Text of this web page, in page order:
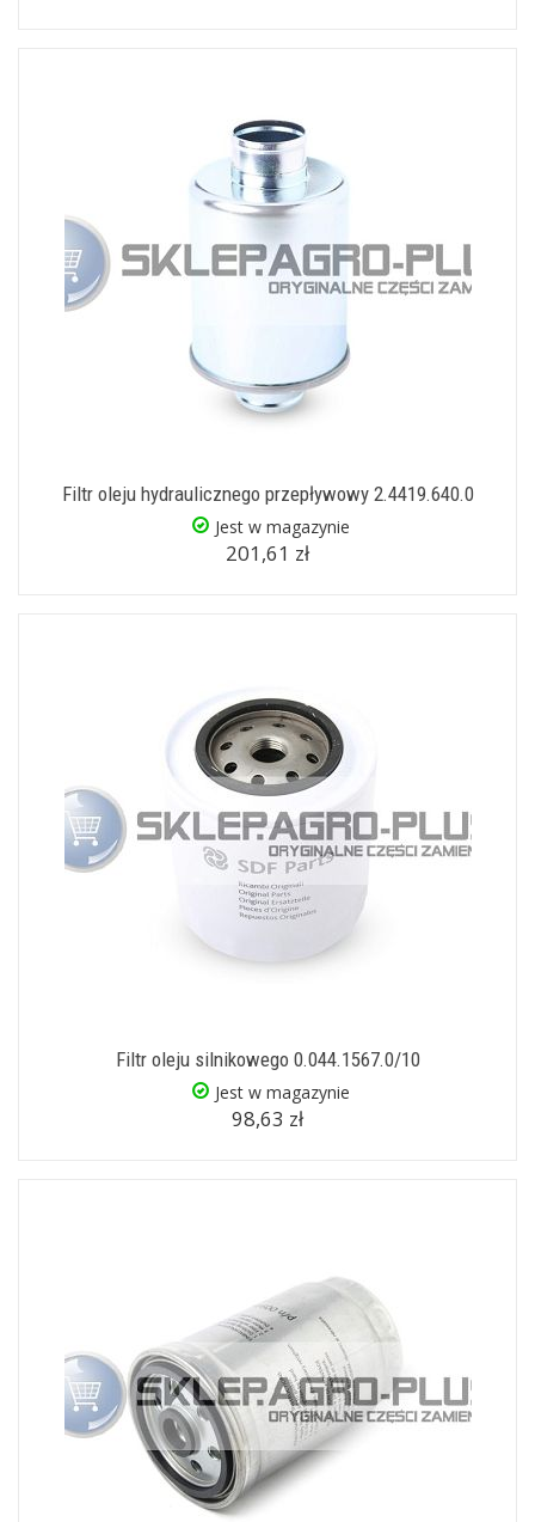
Filtr oleju hydraulicznego przepływowy 2.4419.640.0
Jest w magazynie
201,61 zł
Filtr oleju silnikowego 0.044.1567.0/10
Jest w magazynie
98,63 zł